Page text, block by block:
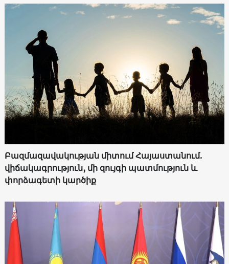
Բազմազավակության միտում Հայաստանում.
վիճակագրություն, մի զույգի պատմություն և
փորձագետի կարծիք